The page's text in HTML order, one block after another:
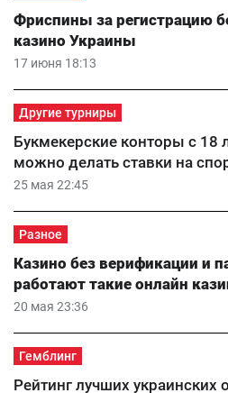
17 июня 18:13
Фриспины за регистрацию
казино Украины
Другие турниры
25 мая 22:45
Букмекерские конторы с 18
можно делать ставки на
Разное
20 мая 23:36
Казино без верификации и
работают такие онлайн
Гемблинг
Рейтинг лучших украинских